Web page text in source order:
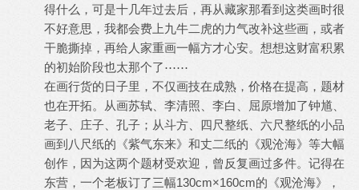
得什么，可是十几年过去后，再从藏家那看到这类画时很
不好意思，我都会费上九牛二虎的力气改补这些画，或者
干脆撕掉，再给人家重画一幅方才心安。想想这财富积累
的初始阶段也太那个了⋯⋯
在画行货的日子里，不仅画技在成熟，价格在提高，题材
也在开拓。从画苏轼、李清照、李白、屈原增加了钟馗、
老子、庄子、孔子；从斗方、四尺整纸、六尺整纸的小品
画到八尺纸的《紫气东来》和丈二纸的《观沧海》等大幅
创作，因为这两个题材受欢迎，曾反复画过多件。记得在
东营，一个老板订了三幅130cm×160cm的《观沧海》，